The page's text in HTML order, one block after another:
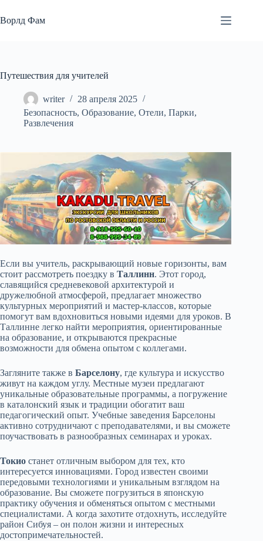
к
сути
Ворлд Фам
Путешествия для учителей
writer
28 апреля 2025
Безопасность, Образование, Отели, Парки,
Развлечения
Если вы учитель, раскрывающий новые горизонты, вам
стоит рассмотреть поездку в Таллинн. Этот город,
славящийся средневековой архитектурой и
дружелюбной атмосферой, предлагает множество
культурных мероприятий и мастер-классов, которые
помогут вам вдохновиться новыми идеями для уроков. В
Таллинне легко найти мероприятия, ориентированные
на образование, и открываются прекрасные
возможности для обмена опытом с коллегами.
Загляните также в Барселону, где культура и искусство
живут на каждом углу. Местные музеи предлагают
уникальные образовательные программы, а погружение
в каталонский язык и традиции обогатит ваш
педагогический опыт. Учебные заведения Барселоны
активно сотрудничают с преподавателями, и вы сможете
поучаствовать в разнообразных семинарах и уроках.
Токио станет отличным выбором для тех, кто
интересуется инновациями. Город известен своими
передовыми технологиями и уникальным взглядом на
образование. Вы сможете погрузиться в японскую
практику обучения и обменяться опытом с местными
специалистами. А когда захотите отдохнуть, исследуйте
район Сибуя – он полон жизни и интересных
достопримечательностей.